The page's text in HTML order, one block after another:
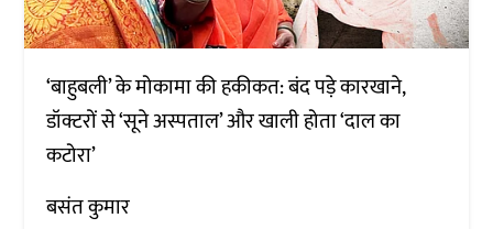
‘बाहुबली’ के मोकामा की हकीकत: बंद पड़े कारखाने,
डॉक्टरों से ‘सूने अस्पताल’ और खाली होता ‘दाल का
कटोरा’
बसंत कुमार